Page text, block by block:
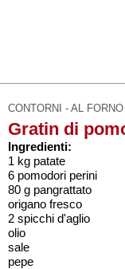
CONTORNI - AL FORNO
Gratin di
Ingredienti:
1 kg patate
6 pomodori perini
80 g pangrattato
origano fresco
2 spicchi d'aglio
olio
sale
pepe